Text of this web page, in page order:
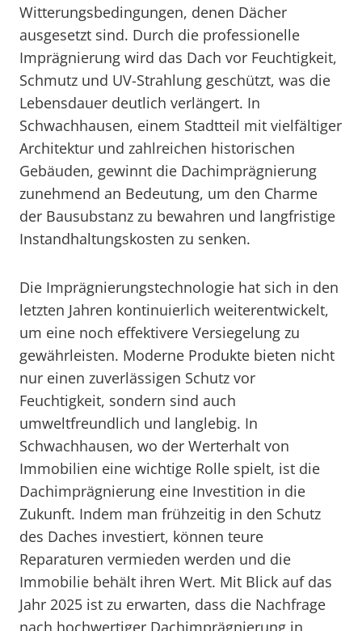
Witterungsbedingungen, denen Dächer
ausgesetzt sind. Durch die professionelle
Imprägnierung wird das Dach vor Feuchtigkeit,
Schmutz und UV-Strahlung geschützt, was die
Lebensdauer deutlich verlängert. In
Schwachhausen, einem Stadtteil mit vielfältiger
Architektur und zahlreichen historischen
Gebäuden, gewinnt die Dachimprägnierung
zunehmend an Bedeutung, um den Charme
der Bausubstanz zu bewahren und langfristige
Instandhaltungskosten zu senken.
Die Imprägnierungstechnologie hat sich in den
letzten Jahren kontinuierlich weiterentwickelt,
um eine noch effektivere Versiegelung zu
gewährleisten. Moderne Produkte bieten nicht
nur einen zuverlässigen Schutz vor
Feuchtigkeit, sondern sind auch
umweltfreundlich und langlebig. In
Schwachhausen, wo der Werterhalt von
Immobilien eine wichtige Rolle spielt, ist die
Dachimprägnierung eine Investition in die
Zukunft. Indem man frühzeitig in den Schutz
des Daches investiert, können teure
Reparaturen vermieden werden und die
Immobilie behält ihren Wert. Mit Blick auf das
Jahr 2025 ist zu erwarten, dass die Nachfrage
nach hochwertiger Dachimprägnierung in